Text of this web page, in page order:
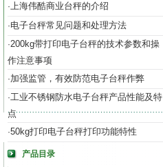
·上海伟酷商业台秤的介绍
·电子台秤常见问题和处理方法
·200kg带打印电子台秤的技术参数和操
作注意事项
·加强监管，有效防范电子台秤作弊
·工业不锈钢防水电子台秤产品性能及特
点
·50kg打印电子台秤打印功能特性
产品目录